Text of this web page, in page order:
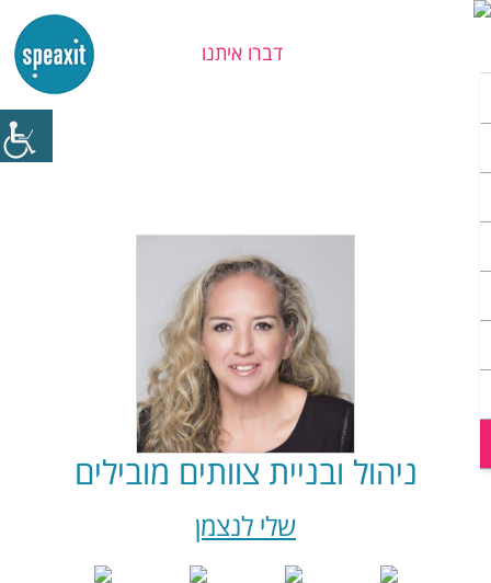
דברו איתנו
יש לכם שאלה?
ניהול ובניית צוותים מובילים
שלי לנצמן